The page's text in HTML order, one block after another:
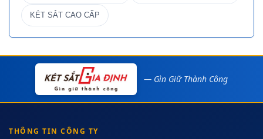
KÉT SẮT CAO CẤP
— Gìn Giữ Thành Công
THÔNG TIN CÔNG TY